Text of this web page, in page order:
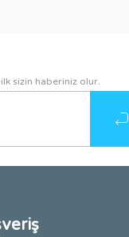
sizin haberiniz olur.